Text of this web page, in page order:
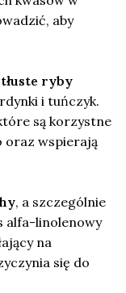
aby
tłuste ryby
i tuńczyk.
są korzystne
oraz wspierają
, a szczególnie
alfa-linolenowy
na
się do